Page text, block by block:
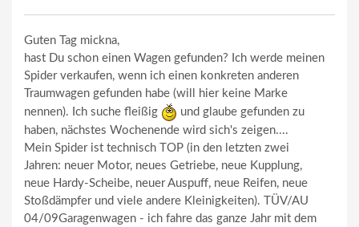
Guten Tag mickna,
hast Du schon einen Wagen gefunden? Ich werde meinen
Spider verkaufen, wenn ich einen konkreten anderen
Traumwagen gefunden habe (will hier keine Marke
nennen). Ich suche fleißig
und glaube gefunden zu
haben, nächstes Wochenende wird sich's zeigen....
Mein Spider ist technisch TOP (in den letzten zwei
Jahren: neuer Motor, neues Getriebe, neue Kupplung,
neue Hardy-Scheibe, neuer Auspuff, neue Reifen, neue
Stoßdämpfer und viele andere Kleinigkeiten). TÜV/AU
04/09Garagenwagen - ich fahre das ganze Jahr mit dem